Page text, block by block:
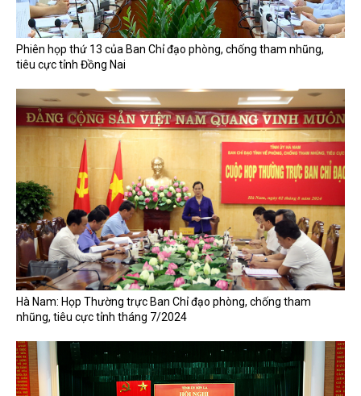
Phiên họp thứ 13 của Ban Chỉ đạo phòng, chống tham nhũng,
tiêu cực tỉnh Đồng Nai
Hà Nam: Họp Thường trực Ban Chỉ đạo phòng, chống tham
nhũng, tiêu cực tỉnh tháng 7/2024